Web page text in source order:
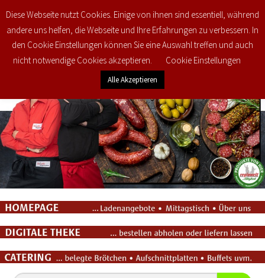
€0,00 0
Diese Webseite nutzt Cookies. Einige von ihnen sind essentiell, während
andere uns helfen, die Webseite und Ihre Erfahrungen zu verbessern. In
den Cookie Einstellungen können Sie eine Auswahl treffen und auch
nicht notwendige Cookies akzeptieren.
Cookie Einstellungen
Alle Akzeptieren